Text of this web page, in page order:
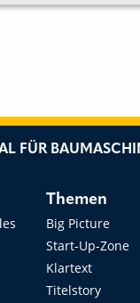
FÜR
Themen
Big Picture
Start-Up-Zone
Klartext
Titelstory